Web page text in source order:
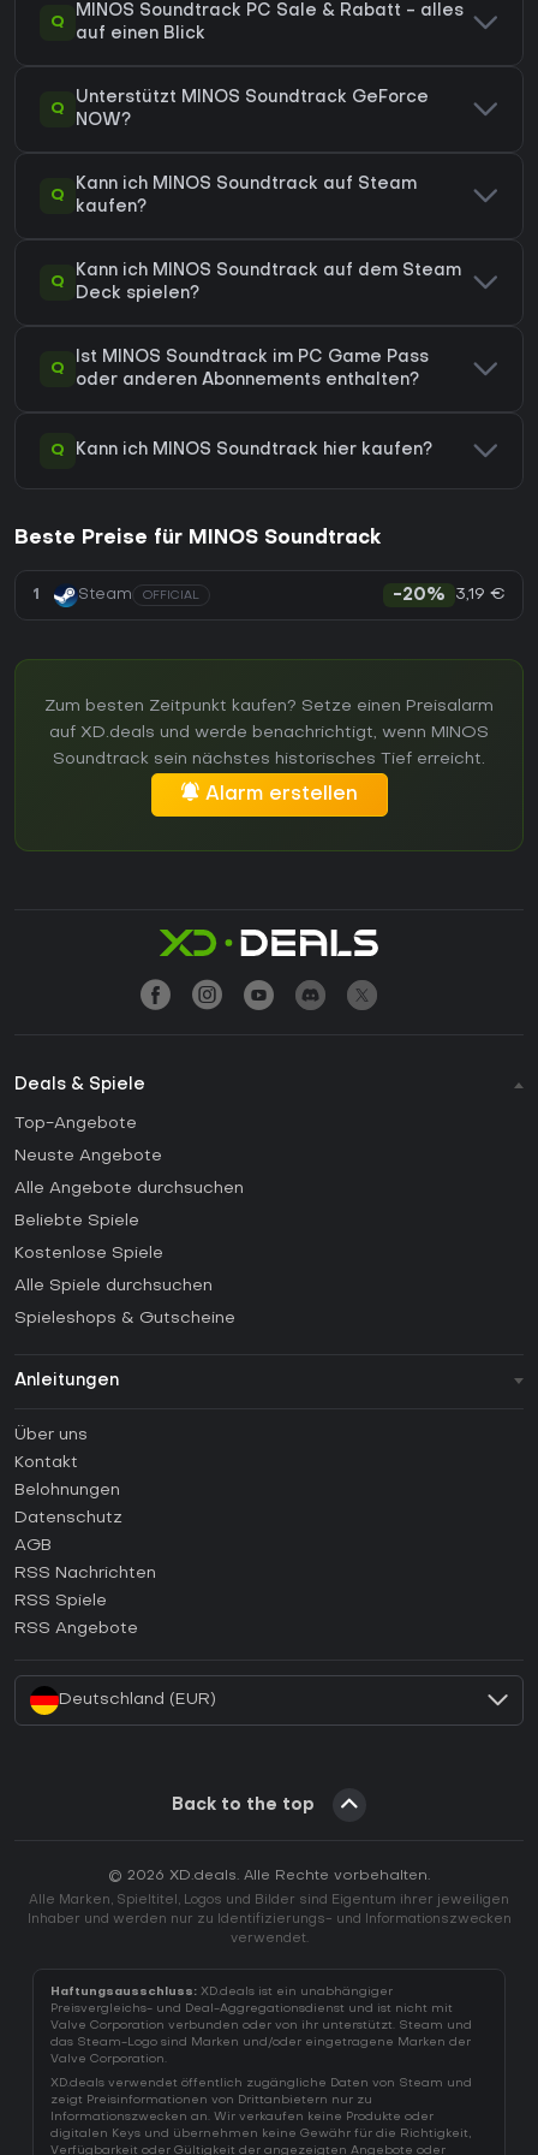
Q
MINOS Soundtrack PC Sale & Rabatt - alles
auf einen Blick
Q
Unterstützt MINOS Soundtrack GeForce
NOW?
Q
Kann ich MINOS Soundtrack auf Steam
kaufen?
Q
Kann ich MINOS Soundtrack auf dem Steam
Deck spielen?
Q
Ist MINOS Soundtrack im PC Game Pass
oder anderen Abonnements enthalten?
Q Kann ich MINOS Soundtrack hier kaufen?
Beste Preise für MINOS Soundtrack
1 Steam OFFICIAL -20% 3,19 €
Zum besten Zeitpunkt kaufen? Setze einen Preisalarm
auf XD.deals und werde benachrichtigt, wenn MINOS
Soundtrack sein nächstes historisches Tief erreicht.
Alarm erstellen
Deals & Spiele
Top-Angebote
Neuste Angebote
Alle Angebote durchsuchen
Beliebte Spiele
Kostenlose Spiele
Alle Spiele durchsuchen
Spieleshops & Gutscheine
Anleitungen
Anleitungen
Wie aktiviert man einen Steam CD Key?
Wie aktiviert man einen Epic Games CD Key?
Wie aktiviert man einen GOG CD Key?
Wie aktiviert man einen Ubisoft Connect CD Key?
Wie aktiviert man einen EA App CD Key?
Über uns
Kontakt
Belohnungen
Datenschutz
AGB
RSS Nachrichten
RSS Spiele
RSS Angebote
Deutschland (EUR)
Back to the top
© 2026 XD.deals. Alle Rechte vorbehalten.
Alle Marken, Spieltitel, Logos und Bilder sind Eigentum ihrer jeweiligen
Inhaber und werden nur zu Identifizierungs- und Informationszwecken
verwendet.
Haftungsausschluss: XD.deals ist ein unabhängiger
Preisvergleichs- und Deal-Aggregationsdienst und ist nicht mit
Valve Corporation verbunden oder von ihr unterstützt. Steam und
das Steam-Logo sind Marken und/oder eingetragene Marken der
Valve Corporation.
XD.deals verwendet öffentlich zugängliche Daten von Steam und
zeigt Preisinformationen von Drittanbietern nur zu
Informationszwecken an. Wir verkaufen keine Produkte oder
digitalen Keys und übernehmen keine Gewähr für die Richtigkeit,
Verfügbarkeit oder Gültigkeit der angezeigten Angebote oder